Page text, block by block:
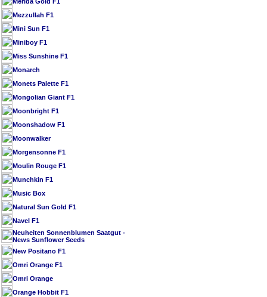
Mezzullah F1
Mini Sun F1
Miniboy F1
Miss Sunshine F1
Monarch
Monets Palette F1
Mongolian Giant F1
Moonbright F1
Moonshadow F1
Moonwalker
Morgensonne F1
Moulin Rouge F1
Munchkin F1
Music Box
Natural Sun Gold F1
Navel F1
Neuheiten Sonnenblumen Saatgut -
News Sunflower Seeds
New Positano F1
Omri Orange F1
Omri Orange
Orange Hobbit F1